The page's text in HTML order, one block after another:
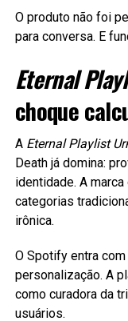
O produto não foi
para conversa. E
Eternal
choque
A Eternal Playlist
Death já domina:
identidade. A
categorias
irônica.
O Spotify entra
personalização. A
como curadora da
usuários.